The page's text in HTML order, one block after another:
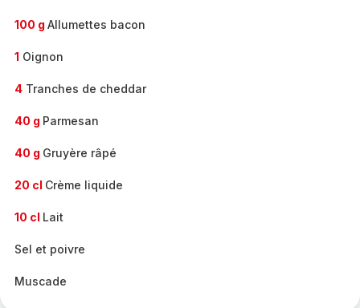
100 g Allumettes bacon
1 Oignon
4 Tranches de cheddar
40 g Parmesan
40 g Gruyère râpé
20 cl Crème liquide
10 cl Lait
Sel et poivre
Muscade